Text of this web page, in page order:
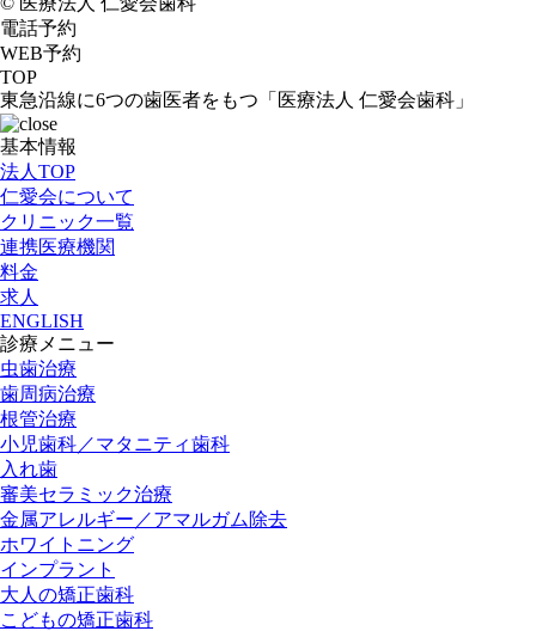
電話予約
WEB予約
TOP
東急沿線に6つの歯医者をもつ「医療法人 仁愛会歯科」
基本情報
法人TOP
仁愛会について
クリニック一覧
連携医療機関
料金
求人
ENGLISH
診療メニュー
虫歯治療
歯周病治療
根管治療
小児歯科／マタニティ歯科
入れ歯
審美セラミック治療
金属アレルギー／アマルガム除去
ホワイトニング
インプラント
大人の矯正歯科
こどもの矯正歯科